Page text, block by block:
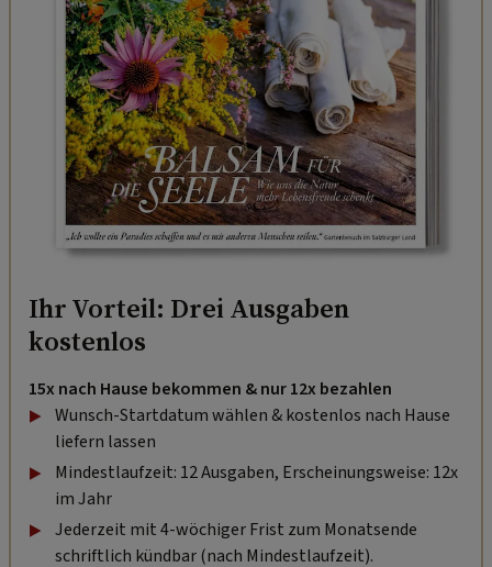
Ihr Vorteil: Drei Ausgaben
kostenlos
15x nach Hause bekommen & nur 12x bezahlen
Wunsch-Startdatum wählen & kostenlos nach Hause
liefern lassen
Mindestlaufzeit: 12 Ausgaben, Erscheinungsweise: 12x
im Jahr
Jederzeit mit 4-wöchiger Frist zum Monatsende
schriftlich kündbar (nach Mindestlaufzeit).